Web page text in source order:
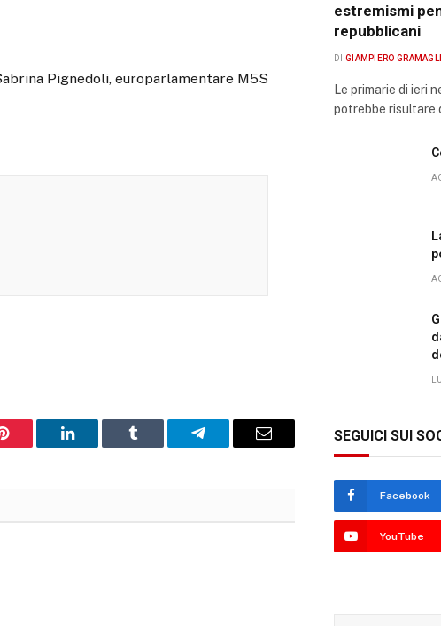
Pignedoli, europarlamentare M5S
Pinterest LinkedIn Tumblr Telegram Email
estremismi
repubblicani
DI GIAMPIERO
Le primarie di ieri
potrebbe risultare
SEGUICI SUI
Facebook
YouTube